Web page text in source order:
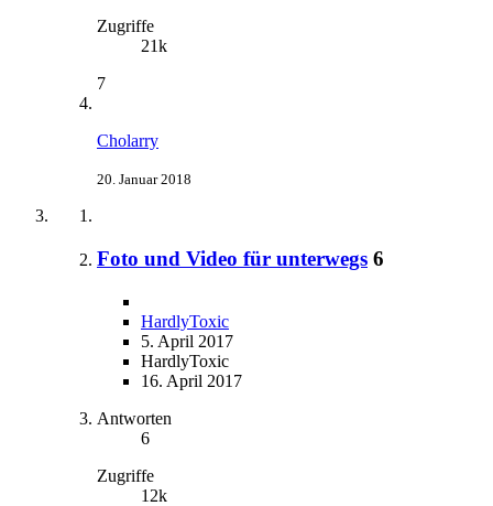
Zugriffe
21k
7
Cholarry
20. Januar 2018
Foto und Video für unterwegs 6
HardlyToxic
5. April 2017
HardlyToxic
16. April 2017
Antworten
6
Zugriffe
12k